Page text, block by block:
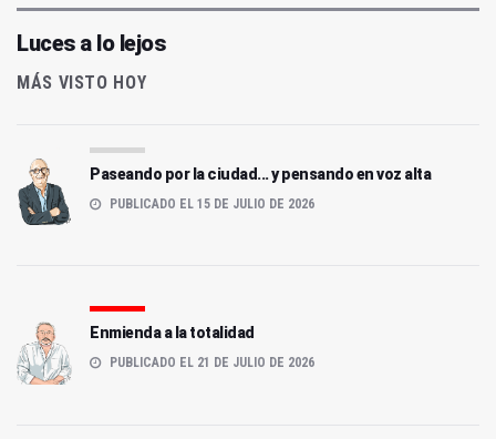
Luces a lo lejos
MÁS VISTO HOY
Paseando por la ciudad... y pensando en voz alta
PUBLICADO EL 15 DE JULIO DE 2026
Enmienda a la totalidad
PUBLICADO EL 21 DE JULIO DE 2026